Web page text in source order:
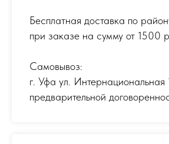
Бесплатная доставка по
при заказе на сумму от 1500
Самовывоз:
г. Уфа ул. Интернациональная
предварительной